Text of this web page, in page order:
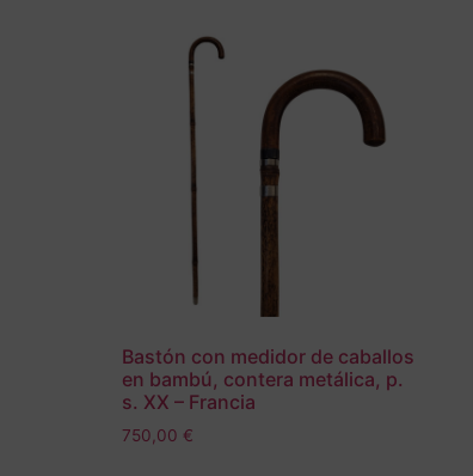
Bastón con medidor de caballos
en bambú, contera metálica, p.
s. XX – Francia
750,00 €